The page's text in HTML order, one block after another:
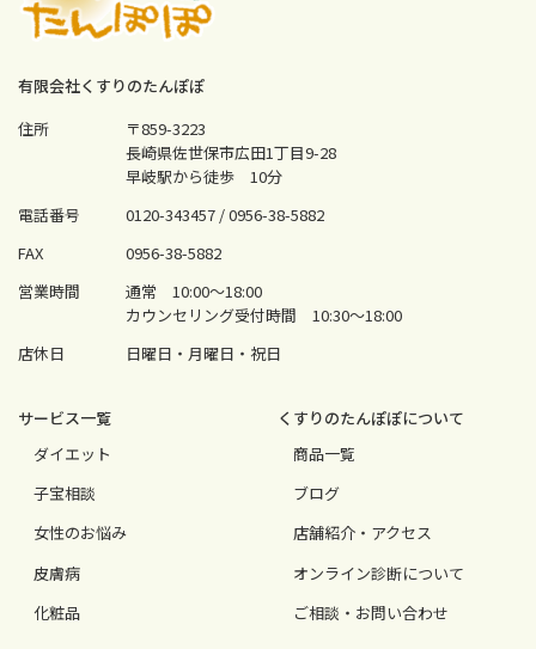
有限会社くすりのたんぽぽ
住所
〒859-3223
長崎県佐世保市広田1丁目9-28
早岐駅から徒歩 10分
電話番号
0120-343457 /0956-38-5882
FAX
0956-38-5882
営業時間
通常 10:00〜18:00
カウンセリング受付時間 10:30〜18:00
店休日
日曜日・月曜日・祝日
サービス⼀覧
ダイエット
⼦宝相談
⼥性のお悩み
⽪膚病
化粧品
くすりのたんぽぽについて
商品一覧
ブログ
店舗紹介・アクセス
オンライン診断について
ご相談・お問い合わせ